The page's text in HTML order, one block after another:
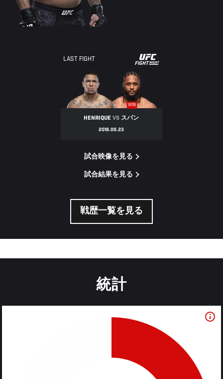
LAST FIGHT
UFC
FIGHT
NIGHT
WIN
HENRIQUEVS スパン
2018.09.23
試合映像を見る
試合結果を見る
戦歴一覧を見る
統計